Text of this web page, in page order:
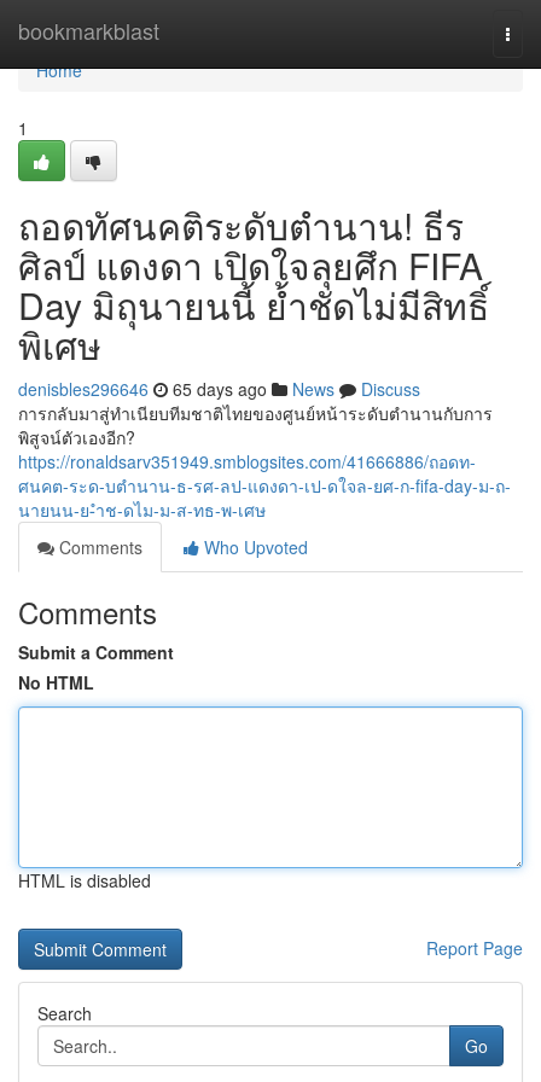
bookmarkblast
Home
Home
1
ถอดทัศนคติระดับตำนาน! ธีร
ศิลป์ แดงดา เปิดใจลุยศึก FIFA
Day มิถุนายนนี้ ย้ำชัดไม่มีสิทธิ์
พิเศษ
denisbles296646 65 days ago News
Discuss
การกลับมาสู่ทำเนียบทีมชาติไทยของศูนย์หน้าระดับตำนานกับการ
พิสูจน์ตัวเองอีก?
https://ronaldsarv351949.smblogsites.com/41666886/ถอดท-
ศนคต-ระด-บตำนาน-ธ-รศ-ลป-แดงดา-เป-ดใจล-ยศ-ก-fifa-day-ม-ถ-
นายนน-ย-ำช-ดไม-ม-ส-ทธ-พ-เศษ
Comments
Who Upvoted
Comments
Submit a Comment
No HTML
HTML is disabled
Report Page
Search
Go